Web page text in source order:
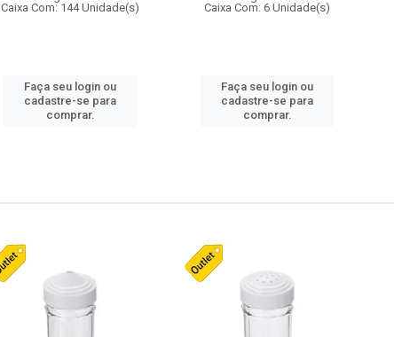
Caixa Com: 144 Unidade(s)
Faça seu login ou
cadastre-se para
comprar.
Caixa Com: 6 Unidade(s)
Faça seu login ou
cadastre-se para
comprar.